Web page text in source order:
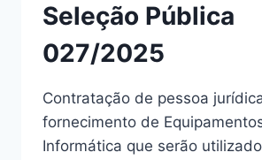
Seleção Pública
027/2025
Contratação de pessoa
fornecimento de
Informática que serão